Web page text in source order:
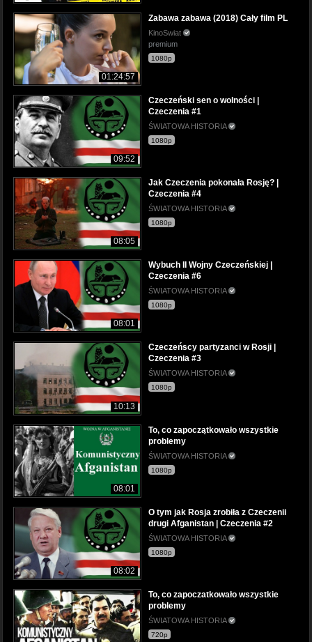
01:24:57
Zabawa zabawa (2018) Cały film PL
KinoSwiat
premium
1080p
09:52
Czeczeński sen o wolności |
Czeczenia #1
ŚWIATOWA HISTORIA
1080p
08:05
Jak Czeczenia pokonała Rosję? |
Czeczenia #4
ŚWIATOWA HISTORIA
1080p
08:01
Wybuch II Wojny Czeczeńskiej |
Czeczenia #6
ŚWIATOWA HISTORIA
1080p
10:13
Czeczeńscy partyzanci w Rosji |
Czeczenia #3
ŚWIATOWA HISTORIA
1080p
08:01
To, co zapoczątkowało wszystkie
problemy
ŚWIATOWA HISTORIA
1080p
08:02
O tym jak Rosja zrobiła z Czeczenii
drugi Afganistan | Czeczenia #2
ŚWIATOWA HISTORIA
1080p
To, co zapoczatkowało wszystkie
problemy
ŚWIATOWA HISTORIA
720p